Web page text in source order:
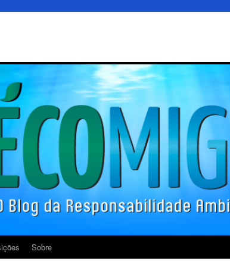
Sobre